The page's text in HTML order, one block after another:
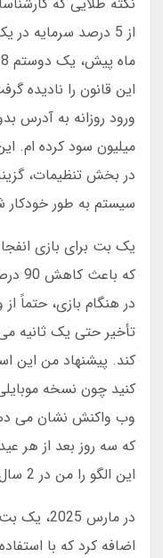
از 5 درصد سرمایه
این قانون را نادیده
میلیون سود کرده ام.
در بخش تنظیمات،
سیستم به طور خودکار
یک بت برای بازی
که
در هنگام بازی، حتماً
تأخیر حتی یک ثانیه
کند. پیشنهاد من این
وب واکنش نشان می
که سه روز بعد از هر
این الگو را من در 2 سال گذشته ثبت کرده ام.
در مارس
اضافه کرد که با